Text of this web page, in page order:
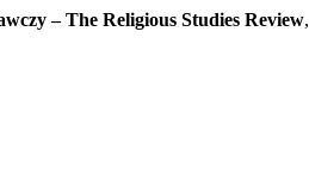
– The Religious Studies Review,